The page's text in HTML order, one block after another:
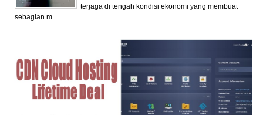
terjaga di tengah kondisi ekonomi yang membuat
sebagian m...